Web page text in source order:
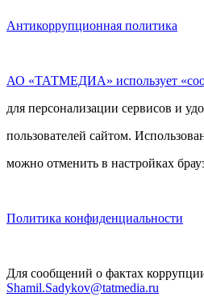
Антикоррупционная политика
АО «ТАТМЕДИА» использует
для персонализации сервисов и
пользователей сайтом.
можно отменить в настройках
Политика конфиденциальности
Для сообщений о фактах
Shamil.Sadykov@tatmedia.ru